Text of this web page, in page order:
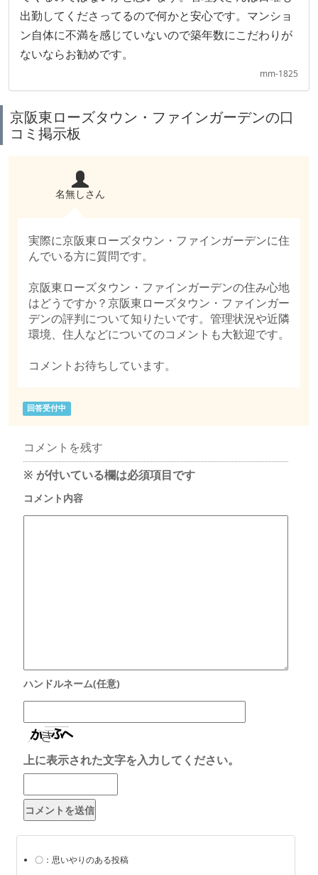
出勤してくださってるので何かと安心です。マンショ
ン自体に不満を感じていないので築年数にこだわりが
ないならお勧めです。
mm-1825
京阪東ローズタウン・ファインガーデンの口
コミ掲示板
名無しさん
実際に京阪東ローズタウン・ファインガーデンに住
んでいる方に質問です。
京阪東ローズタウン・ファインガーデンの住み心地
はどうですか？京阪東ローズタウン・ファインガー
デンの評判について知りたいです。管理状況や近隣
環境、住人などについてのコメントも大歓迎です。
コメントお待ちしています。
回答受付中
コメントを残す
※ が付いている欄は必須項目です
上に表示された文字を入力してください。
〇：思いやりのある投稿